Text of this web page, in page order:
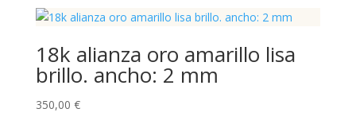
18k alianza oro amarillo lisa
brillo. ancho: 2 mm
350,00 €